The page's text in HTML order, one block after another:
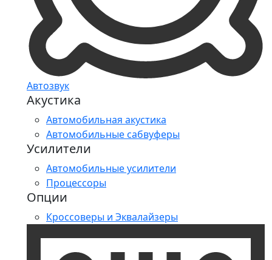
Автозвук
Акустика
Автомобильная акустика
Автомобильные сабвуферы
Усилители
Автомобильные усилители
Процессоры
Опции
Кроссоверы и Эквалайзеры